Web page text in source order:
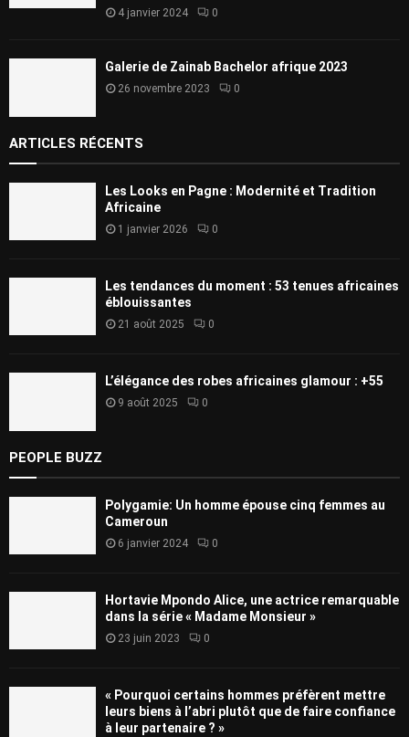
4 janvier 2024 0
Galerie de Zainab Bachelor afrique 2023
26 novembre 2023 0
ARTICLES RÉCENTS
Les Looks en Pagne : Modernité et Tradition
Africaine
1 janvier 2026 0
Les tendances du moment : 53 tenues africaines
éblouissantes
21 août 2025 0
L’élégance des robes africaines glamour : +55
9 août 2025 0
PEOPLE BUZZ
Polygamie: Un homme épouse cinq femmes au
Cameroun
6 janvier 2024 0
Hortavie Mpondo Alice, une actrice remarquable
dans la série « Madame Monsieur »
23 juin 2023 0
« Pourquoi certains hommes préfèrent mettre
leurs biens à l’abri plutôt que de faire confiance
à leur partenaire ? »